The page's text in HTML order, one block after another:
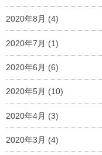
2020年8月 (4)
2020年7月 (1)
2020年6月 (6)
2020年5月 (10)
2020年4月 (3)
2020年3月 (4)